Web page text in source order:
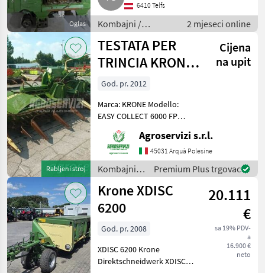
X-
Collect
900-3
X-
Disc
6200
Prikaži
sve
MARKETPLACE
Marketplace
Ponude
trgovaca
Mali
oglasi
Oglas
6410 Telfs
Kombajni /
Adapteri za
kombajne
2 mjeseci online
Rabljeni stroj
TESTATA PER
TRINCIA KRONE
EASY COLLECT
Cijena
na upit
God. pr. 2012
Marca: KRONE Modello:
EASY COLLECT 6000 FP
PIEGHEVOLE Larghezza di
lavoro: 6 MT Note:
MATRICOLA 855081
ATTACCO BIG X Kombajni
Adapteri za kombajn
Agroservizi s.r.l.
45031 Arquà Polesine
Kombajni /
Krone
Premium Plus trgovac
Krone XDISC
6200
20.111
€
sa 19% PDV-
a
16.900 €
neto
God. pr. 2008
XDISC 6200 Krone
Direktschneidwerk XDISC